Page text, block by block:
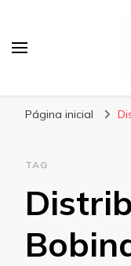
Página inicial
TAG